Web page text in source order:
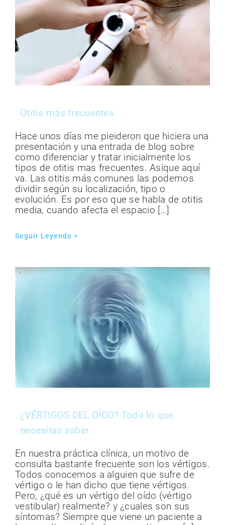
Otitis más frecuentes
Hace unos días me pieideron que hiciera una
presentación y una entrada de blog sobre
como diferenciar y tratar inicialmente los
tipos de otitis mas frecuentes. Asique aquí
va. Las otitis más comunes las podemos
dividir según su localización, tipo o
evolución. Es por eso que se habla de otitis
media, cuando afecta el espacio […]
Seguir Leyendo >
¿VÉRTIGOS DEL OÍDO? Todo lo que
necesitas saber
En nuestra práctica clínica, un motivo de
consulta bastante frecuente son los vértigos.
Todos conocemos a alguien que sufre de
vértigo o le han dicho que tiene vértigos.
Pero, ¿qué es un vértigo del oído (vértigo
vestibular) realmente? y ¿cuales son sus
síntomas? Siempre que viene un paciente a